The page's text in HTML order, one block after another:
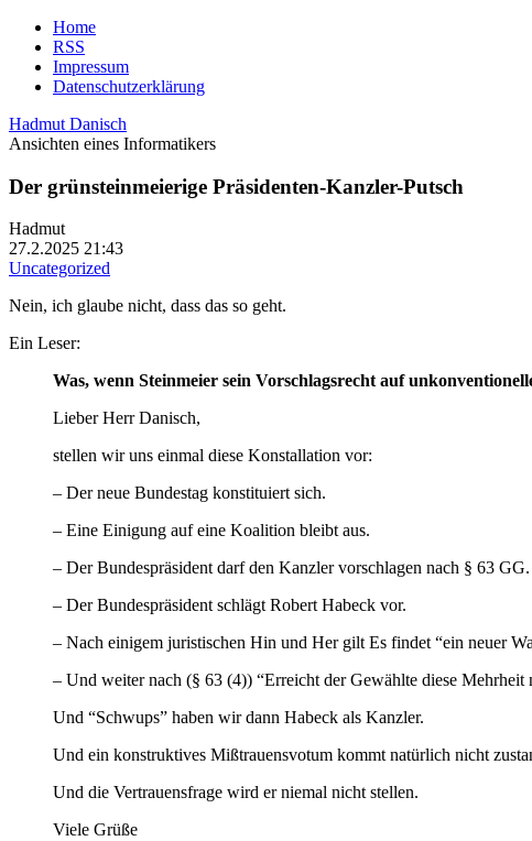
Home
RSS
Impressum
Datenschutzerklärung
Hadmut Danisch
Ansichten eines Informatikers
Der grünsteinmeierige Präsidenten-Kanzler-Putsch
Hadmut
27.2.2025 21:43
Uncategorized
Nein, ich glaube nicht, dass das so geht.
Ein Leser:
Was, wenn Steinmeier sein Vorschlagsrecht auf
Lieber Herr Danisch,
stellen wir uns einmal diese Konstallation vor:
– Der neue Bundestag konstituiert sich.
– Eine Einigung auf eine Koalition bleibt aus.
– Der Bundespräsident darf den Kanzler vorschlagen nach § 63
– Der Bundespräsident schlägt Robert Habeck vor.
– Nach einigem juristischen Hin und Her gilt Es findet “ein neuer
– Und weiter nach (§ 63 (4)) “Erreicht der Gewählte diese Mehrheit
Und “Schwups” haben wir dann Habeck als Kanzler.
Und ein konstruktives Mißtrauensvotum kommt natürlich nicht
Und die Vertrauensfrage wird er niemal nicht stellen.
Viele Grüße